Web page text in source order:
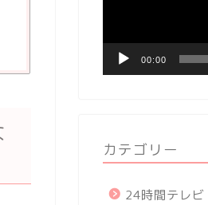
ヤ
00:00
カテゴリー
24時間テレビ